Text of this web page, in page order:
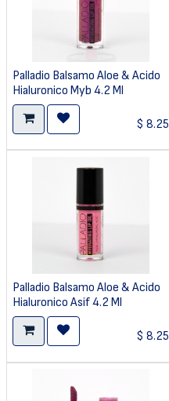
Palladio Balsamo Aloe & Acido
Hialuronico Myb 4.2 Ml
$ 8.25
Palladio Balsamo Aloe & Acido
Hialuronico Asif 4.2 Ml
$ 8.25